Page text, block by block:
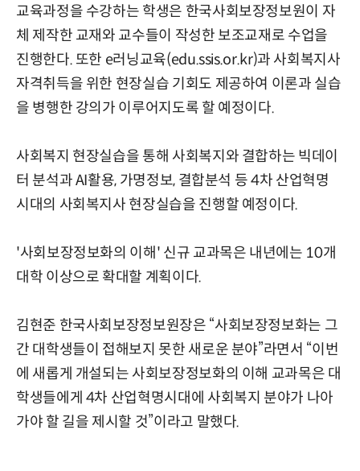
교육과정을 수강하는 학생은 한국사회보장정보원이 자
체 제작한 교재와 교수들이 작성한 보조교재로 수업을
진행한다. 또한 e러닝교육(edu.ssis.or.kr)과 사회복지사
자격취득을 위한 현장실습 기회도 제공하여 이론과 실습
을 병행한 강의가 이루어지도록 할 예정이다.
사회복지 현장실습을 통해 사회복지와 결합하는 빅데이
터 분석과 AI활용, 가명정보, 결합분석 등 4차 산업혁명
시대의 사회복지사 현장실습을 진행할 예정이다.
'사회보장정보화의 이해' 신규 교과목은 내년에는 10개
대학 이상으로 확대할 계획이다.
김현준 한국사회보장정보원장은 “사회보장정보화는 그
간 대학생들이 접해보지 못한 새로운 분야”라면서 “이번
에 새롭게 개설되는 사회보장정보화의 이해 교과목은 대
학생들에게 4차 산업혁명시대에 사회복지 분야가 나아
가야 할 길을 제시할 것”이라고 말했다.